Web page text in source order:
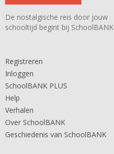
De nostalgische reis door jouw
schooltijd begint bij SchoolBANK
Registreren
Inloggen
SchoolBANK PLUS
Help
Verhalen
Over SchoolBANK
Geschiedenis van SchoolBANK